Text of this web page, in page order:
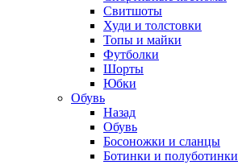
Свитшоты
Худи и толстовки
Топы и майки
Футболки
Шорты
Юбки
Обувь
Назад
Обувь
Босоножки и сланцы
Ботинки и полуботинки